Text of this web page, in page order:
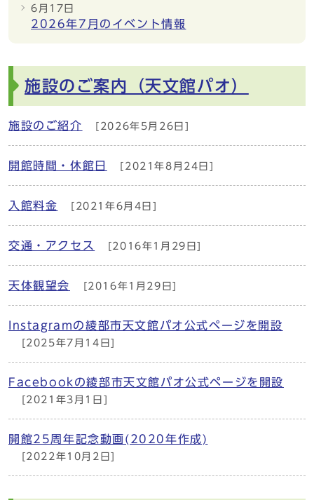
6月17日
2026年7月のイベント情報
施設のご案内（天文館パオ）
施設のご紹介 [2026年5月26日]
開館時間・休館日 [2021年8月24日]
入館料金 [2021年6月4日]
交通・アクセス [2016年1月29日]
天体観望会 [2016年1月29日]
Instagramの綾部市天文館パオ公式ページを開設
[2025年7月14日]
Facebookの綾部市天文館パオ公式ページを開設
[2021年3月1日]
開館25周年記念動画(2020年作成)
[2022年10月2日]